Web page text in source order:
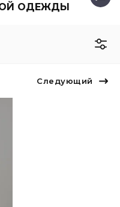
ОДЕЖДЫ
Следующий